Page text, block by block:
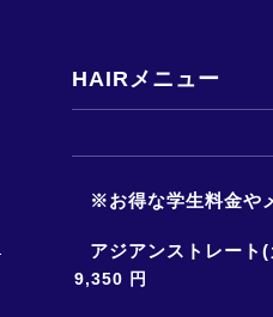
HAIRメニュー
※お得な学生料金や
アジアンストレート(
9,350 円